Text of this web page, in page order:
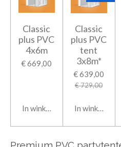
Classic
plus PVC
4x6m
€ 669,00
In winkelwagen
Classic
plus PVC
tent
3x8m*
€ 639,00
€ 729,00
In